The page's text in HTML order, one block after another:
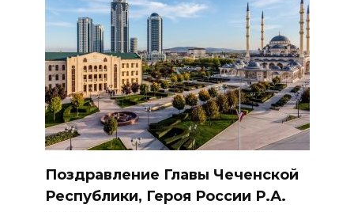
Поздравление Главы Чеченской
Республики, Героя России Р.А.